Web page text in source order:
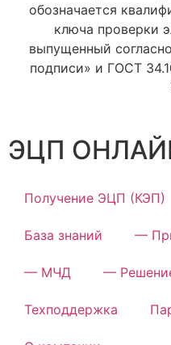
обозначается
ключа проверки
выпущенный
подписи» и ГОСТ
ЭЦП
Получение ЭЦП (КЭП)
База знаний —
— МЧД —
Техподдержка